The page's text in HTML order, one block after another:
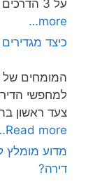
על 3 הדרכים העיקריות לתמחור נכס למגורים
more…
כיצד
המומחים של
למחפשי
צעד ראשון
Read more…
מדוע מומלץ
דירה?